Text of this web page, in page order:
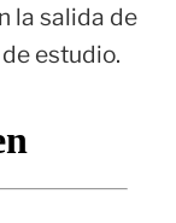
la salida de
estudio.